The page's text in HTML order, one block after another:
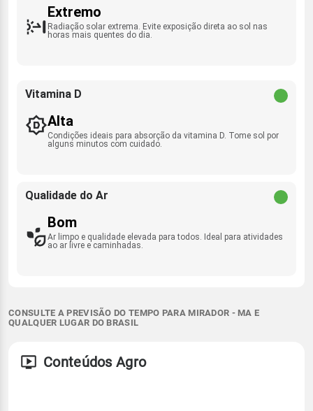
Extremo
Radiação solar extrema. Evite exposição direta ao sol nas
horas mais quentes do dia.
Vitamina D
Alta
Condições ideais para absorção da vitamina D. Tome sol por
alguns minutos com cuidado.
Qualidade do Ar
Bom
Ar limpo e qualidade elevada para todos. Ideal para atividades
ao ar livre e caminhadas.
CONSULTE A PREVISÃO DO TEMPO PARA MIRADOR - MA E
QUALQUER LUGAR DO BRASIL
Conteúdos Agro